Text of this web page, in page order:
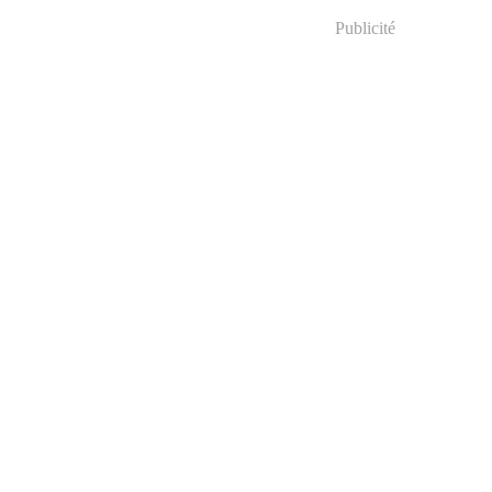
Publicité